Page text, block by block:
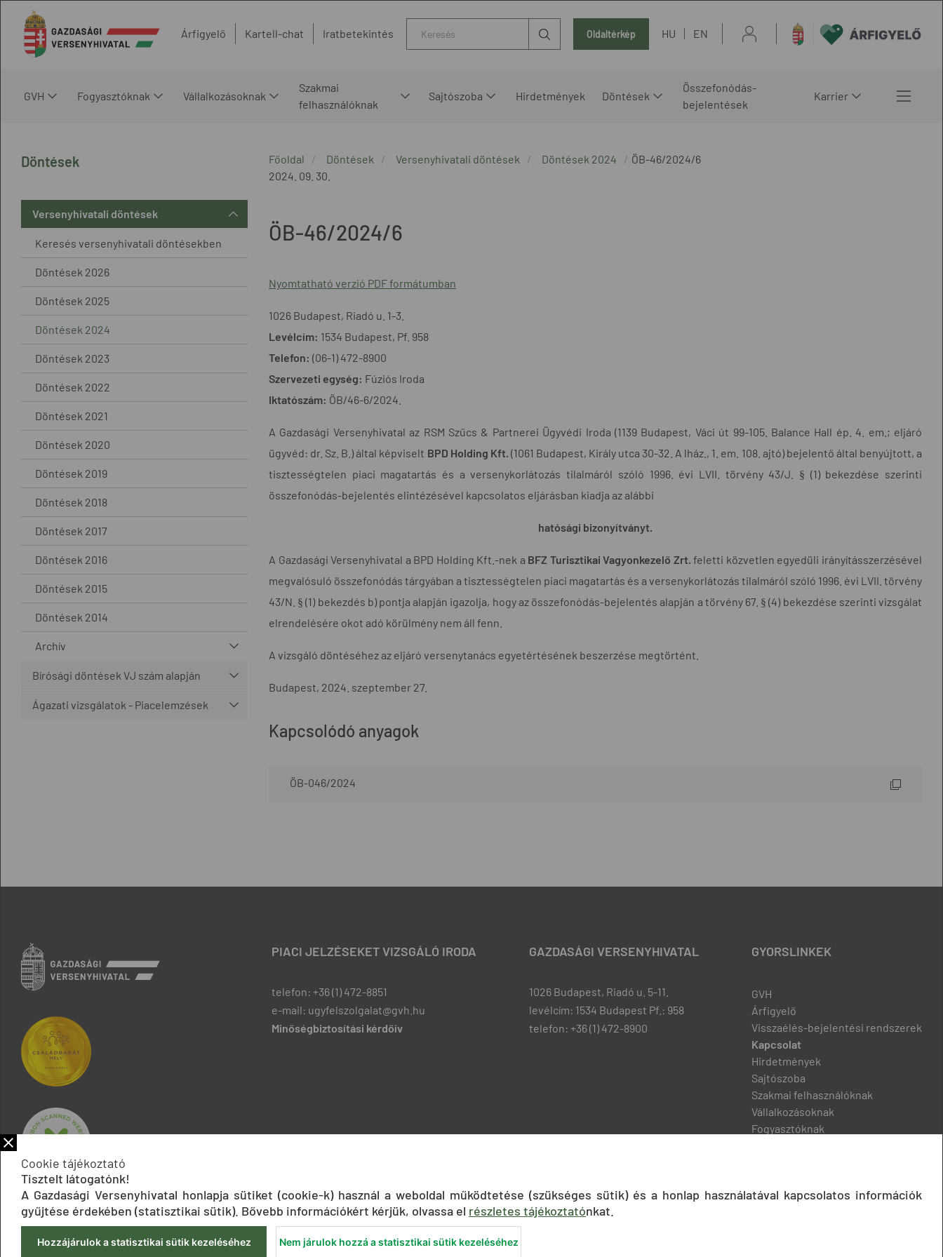
Árfigyelő Kartell-chat Iratbetekintés Oldaltérkép HU EN
GVH Fogyasztóknak Vállalkozásoknak
Szakmai
felhasználóknak
Sajtószoba Hirdetmények Döntések
Összefonódás-
bejelentések
Karrier
Döntések
Versenyhivatali döntések
Keresés versenyhivatali döntésekben
Döntések 2026
Döntések 2025
Döntések 2024
Döntések 2023
Döntések 2022
Döntések 2021
Döntések 2020
Döntések 2019
Döntések 2018
Döntések 2017
Döntések 2016
Döntések 2015
Döntések 2014
Archív
Bírósági döntések VJ szám alapján
Ágazati vizsgálatok - Piacelemzések
Főoldal Döntések Versenyhivatali döntések Döntések 2024
ÖB-46/2024/6
2024. 09. 30.
ÖB-46/2024/6
Nyomtatható verzió PDF formátumban
1026 Budapest, Riadó u. 1-3.
Levélcím: 1534 Budapest, Pf. 958
Telefon: (06-1) 472-8900
Szervezeti egység: Fúziós Iroda
Iktatószám: ÖB/46-6/2024.
A Gazdasági Versenyhivatal az RSM Szűcs & Partnerei Ügyvédi Iroda (1139 Budapest, Váci út 99-105. Balance Hall ép. 4. em.; eljáró
ügyvéd: dr. Sz. B.) által képviselt BPD Holding Kft. (1061 Budapest, Király utca 30-32. A lház., 1. em. 108. ajtó) bejelentő által benyújtott, a
tisztességtelen piaci magatartás és a versenykorlátozás tilalmáról szóló 1996. évi LVII. törvény 43/J. § (1) bekezdése szerinti
összefonódás-bejelentés elintézésével kapcsolatos eljárásban kiadja az alábbi
hatósági bizonyítványt.
A Gazdasági Versenyhivatal a BPD Holding Kft.-nek a BFZ Turisztikai Vagyonkezelő Zrt. feletti közvetlen egyedüli irányításszerzésével
megvalósuló összefonódás tárgyában a tisztességtelen piaci magatartás és a versenykorlátozás tilalmáról szóló 1996. évi LVII. törvény
43/N. § (1) bekezdés b) pontja alapján igazolja, hogy az összefonódás-bejelentés alapján a törvény 67. § (4) bekezdése szerinti vizsgálat
elrendelésére okot adó körülmény nem áll fenn.
A vizsgáló döntéséhez az eljáró versenytanács egyetértésének beszerzése megtörtént.
Budapest, 2024. szeptember 27.
Kapcsolódó anyagok
ÖB-046/2024
PIACI JELZÉSEKET VIZSGÁLÓ IRODA
telefon: +36 (1) 472-8851
e-mail: ugyfelszolgalat@gvh.hu
Minőségbiztosítási kérdőív
GAZDASÁGI VERSENYHIVATAL
1026 Budapest, Riadó u. 5-11.
levélcím: 1534 Budapest Pf.: 958
telefon: +36 (1) 472-8900
GYORSLINKEK
GVH
Árfigyelő
Visszaélés-bejelentési rendszerek
Kapcsolat
Hirdetmények
Sajtószoba
Szakmai felhasználóknak
Vállalkozásoknak
Fogyasztóknak
Cookie tájékoztató
Tisztelt látogatónk!
A Gazdasági Versenyhivatal honlapja sütiket (cookie-k) használ a weboldal működtetése (szükséges sütik) és a honlap használatával kapcsolatos információk
gyűjtése érdekében (statisztikai sütik). Bővebb információkért kérjük, olvassa el részletes tájékoztatónkat.
Hozzájárulok a statisztikai sütik kezeléséhez Nem járulok hozzá a statisztikai sütik kezeléséhez